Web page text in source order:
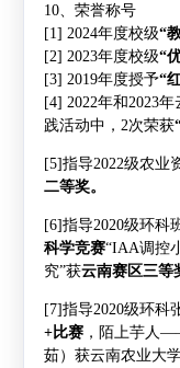
10、荣誉称号
[1] 2024年度校级“
[2] 2023年度校级“
[3] 2019年度授予“
[4] 2022年和2023年
践活动中， 2次荣获
[5]指导2022级农业
二等奖。
[6]指导2020级环科
科学竞赛“IAA调控
究”获云南赛区三等
[7]指导2020级环科
+比赛，陌上芋人
茹）获云南农业大